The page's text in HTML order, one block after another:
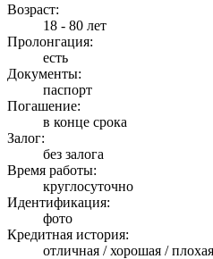
Возраст:
18 - 80 лет
Пролонгация:
есть
Документы:
паспорт
Погашение:
в конце срока
Залог:
без залога
Время работы:
круглосуточно
Идентификация:
фото
Кредитная история:
отличная / хорошая /